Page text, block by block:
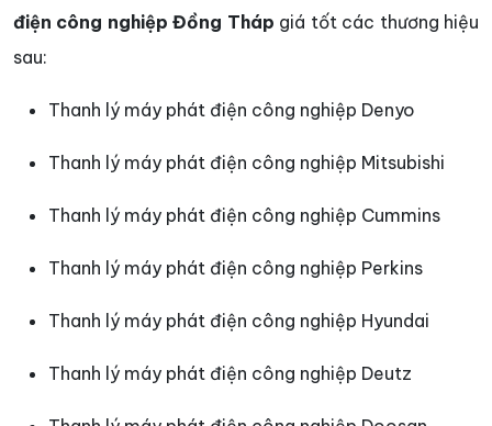
điện công nghiệp Đồng Tháp giá tốt các thương hiệu
sau:
Thanh lý máy phát điện công nghiệp Denyo
Thanh lý máy phát điện công nghiệp Mitsubishi
Thanh lý máy phát điện công nghiệp Cummins
Thanh lý máy phát điện công nghiệp Perkins
Thanh lý máy phát điện công nghiệp Hyundai
Thanh lý máy phát điện công nghiệp Deutz